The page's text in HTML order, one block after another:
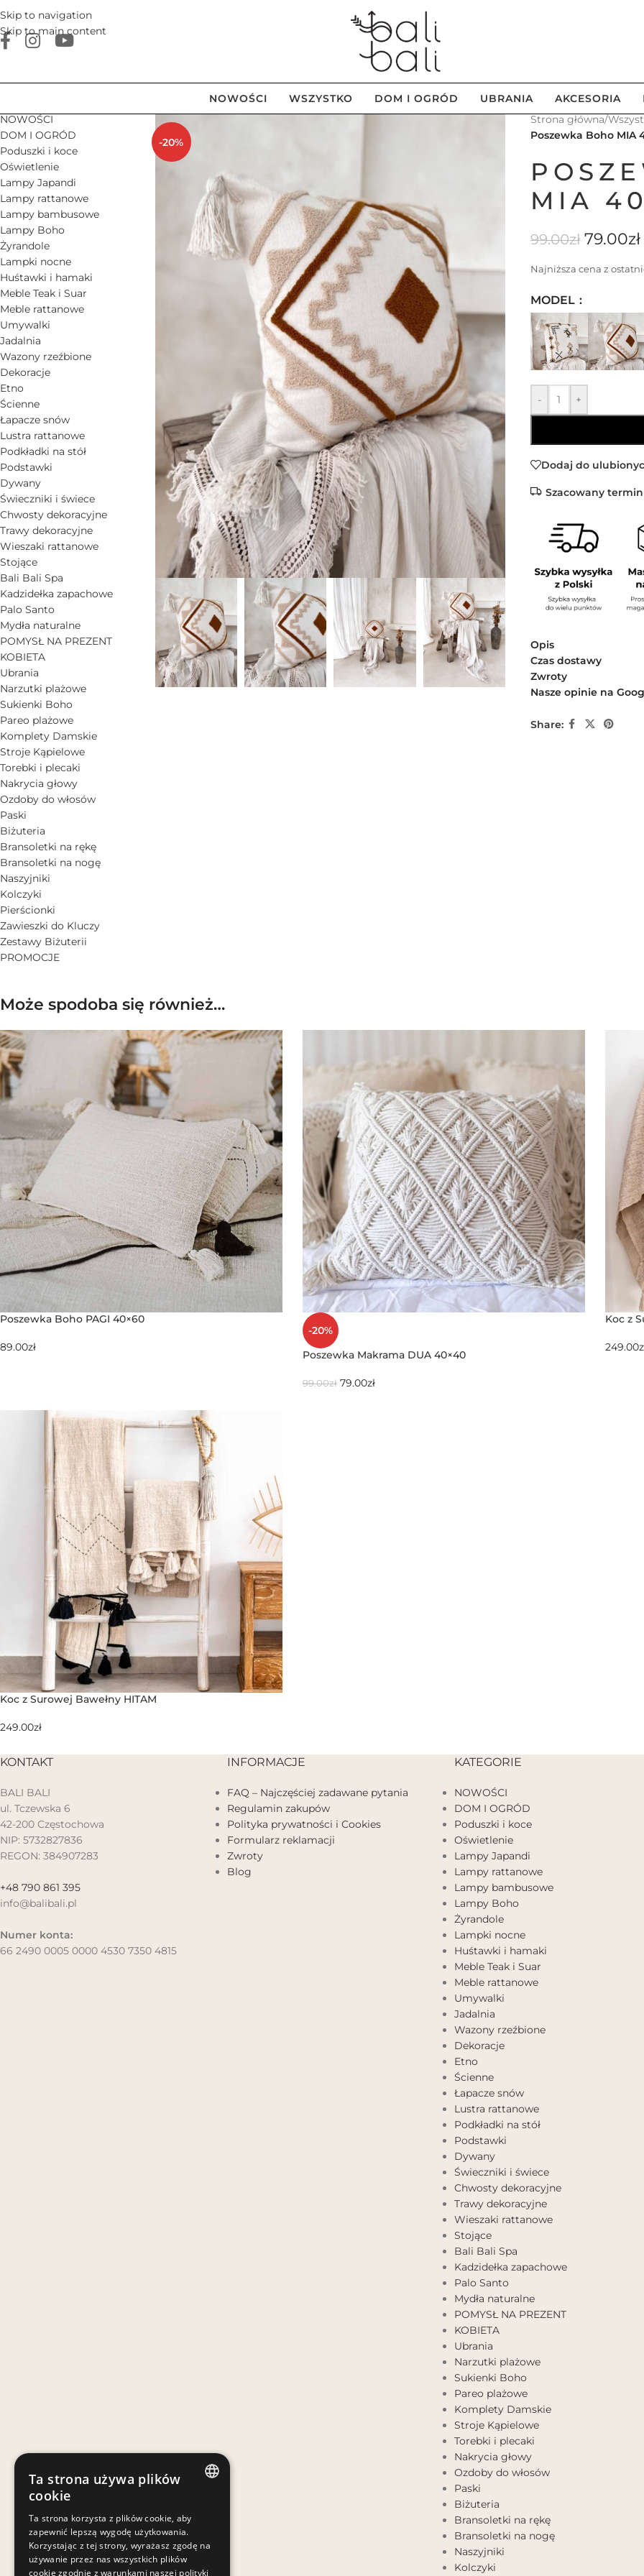
Skip to navigation
Skip to main content
NOWOŚCI WSZYSTKO DOM I OGRÓD UBRANIA AKCESORIA
NOWOŚCI
DOM I OGRÓD
Poduszki i koce
Oświetlenie
Lampy Japandi
Lampy rattanowe
Lampy bambusowe
Lampy Boho
Żyrandole
Lampki nocne
Huśtawki i hamaki
Meble Teak i Suar
Meble rattanowe
Umywalki
Jadalnia
Wazony rzeźbione
Dekoracje
Etno
Ścienne
Łapacze snów
Lustra rattanowe
Podkładki na stół
Podstawki
Dywany
Świeczniki i świece
Chwosty dekoracyjne
Trawy dekoracyjne
Wieszaki rattanowe
Stojące
Bali Bali Spa
Kadzidełka zapachowe
Palo Santo
Mydła naturalne
POMYSŁ NA PREZENT
KOBIETA
Ubrania
Narzutki plażowe
Sukienki Boho
Pareo plażowe
Komplety Damskie
Stroje Kąpielowe
Torebki i plecaki
Nakrycia głowy
Ozdoby do włosów
Paski
Biżuteria
Bransoletki na rękę
Bransoletki na nogę
Naszyjniki
Kolczyki
Pierścionki
Zawieszki do Kluczy
Zestawy Biżuterii
PROMOCJE
-20%
Strona główna/
Poszewka Boho MIA
MIA
99.00zł 79.00zł
Najniższa cena z
MODEL
- +
Dodaj do
Szacowany
Opis
Czas dostawy
Zwroty
Nasze opinie na
Share:
Może spodoba się również…
Poszewka Boho PAGI 40×60
89.00zł
-20%
Poszewka Makrama DUA 40×40
99.00zł 79.00zł
Koc z
249.00
Koc z Surowej Bawełny HITAM
249.00zł
KONTAKT
BALI BALI
ul. Tczewska 6
42-200 Częstochowa
NIP: 5732827836
REGON: 384907283
+48 790 861 395
info@balibali.pl
Numer konta:
66 2490 0005 0000 4530 7350 4815
INFORMACJE
FAQ – Najczęściej zadawane pytania
Regulamin zakupów
Polityka prywatności i Cookies
Formularz reklamacji
Zwroty
Blog
KATEGORIE
NOWOŚCI
DOM I OGRÓD
Poduszki i koce
Oświetlenie
Lampy Japandi
Lampy rattanowe
Lampy bambusowe
Lampy Boho
Żyrandole
Lampki nocne
Huśtawki i hamaki
Meble Teak i Suar
Meble rattanowe
Umywalki
Jadalnia
Wazony rzeźbione
Dekoracje
Etno
Ścienne
Łapacze snów
Lustra rattanowe
Podkładki na stół
Podstawki
Dywany
Świeczniki i świece
Chwosty dekoracyjne
Trawy dekoracyjne
Wieszaki rattanowe
Stojące
Bali Bali Spa
Kadzidełka zapachowe
Palo Santo
Mydła naturalne
POMYSŁ NA PREZENT
KOBIETA
Ubrania
Narzutki plażowe
Sukienki Boho
Pareo plażowe
Komplety Damskie
Stroje Kąpielowe
Torebki i plecaki
Nakrycia głowy
Ozdoby do włosów
Paski
Biżuteria
Bransoletki na rękę
Bransoletki na nogę
Naszyjniki
Kolczyki
POLISH
Ta strona używa plików
cookie
Ta strona korzysta z plików cookie, aby
zapewnić lepszą wygodę użytkowania.
Korzystając z tej strony, wyrażasz zgodę na
używanie przez nas wszystkich plików
cookie zgodnie z warunkami naszej polityki